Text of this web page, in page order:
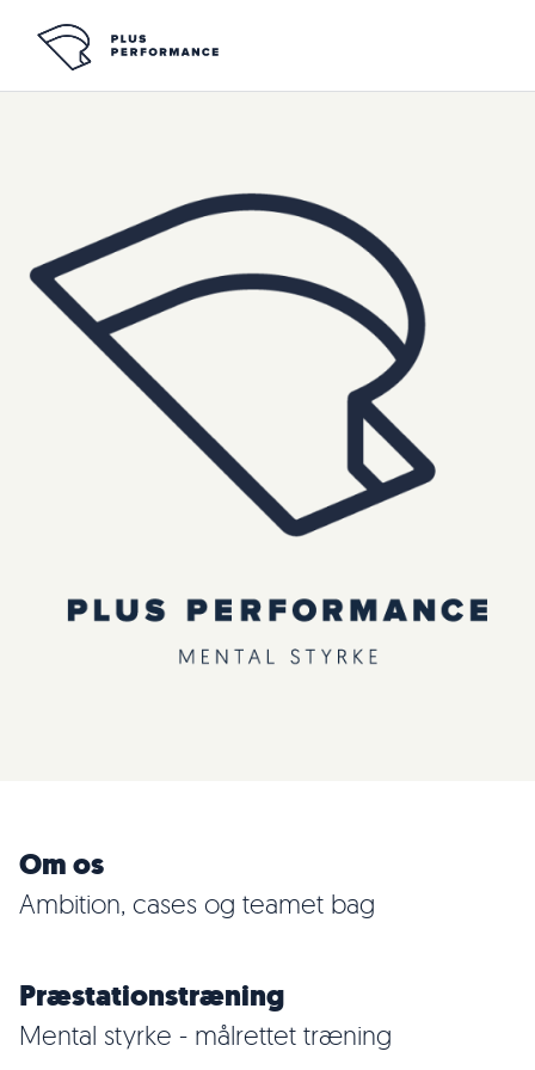
Om os
Ambition, cases og teamet bag
Præstationstræning
Mental styrke - målrettet træning